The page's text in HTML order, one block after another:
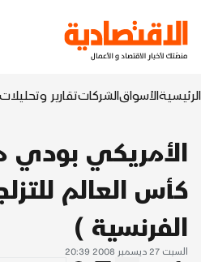
الرئيسيةالأسواقالشركاتتقارير وتحليلات
الأمريكي بودي
كأس العالم
الفرنسية )
السبت 27 ديسمبر 2008 20:39